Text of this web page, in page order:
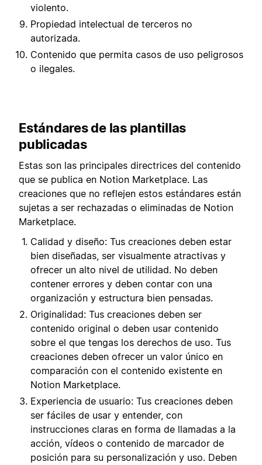
violento.
Propiedad intelectual de terceros no
autorizada.
Contenido que permita casos de uso peligrosos
o ilegales.
Estándares de las plantillas
publicadas
Estas son las principales directrices del contenido
que se publica en Notion Marketplace. Las
creaciones que no reflejen estos estándares están
sujetas a ser rechazadas o eliminadas de Notion
Marketplace.
Calidad y diseño: Tus creaciones deben estar
bien diseñadas, ser visualmente atractivas y
ofrecer un alto nivel de utilidad. No deben
contener errores y deben contar con una
organización y estructura bien pensadas.
Originalidad: Tus creaciones deben ser
contenido original o deben usar contenido
sobre el que tengas los derechos de uso. Tus
creaciones deben ofrecer un valor único en
comparación con el contenido existente en
Notion Marketplace.
Experiencia de usuario: Tus creaciones deben
ser fáciles de usar y entender, con
instrucciones claras en forma de llamadas a la
acción, vídeos o contenido de marcador de
posición para su personalización y uso. Deben